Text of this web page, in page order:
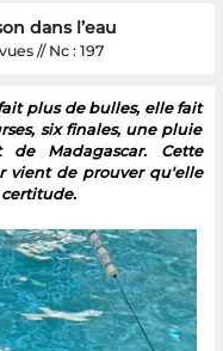
dans l’eau
// Nc : 197
plus de bulles, elle fait
six finales, une pluie
Madagascar. Cette
vient de prouver qu'elle
certitude.